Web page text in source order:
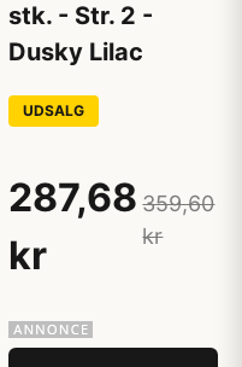
stk. - Str. 2 -
Dusky Lilac
UDSALG
287,68
kr
359,60
kr